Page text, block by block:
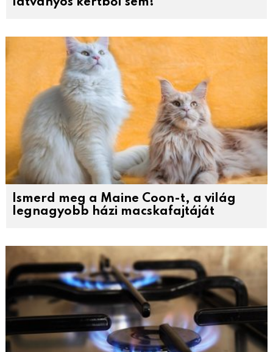
Ismerd meg a Maine Coon-t, a világ
legnagyobb házi macskafajtáját